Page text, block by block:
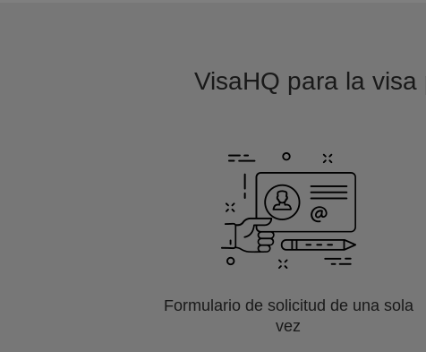
VisaHQ para la
Formulario de solicitud de una sola
vez